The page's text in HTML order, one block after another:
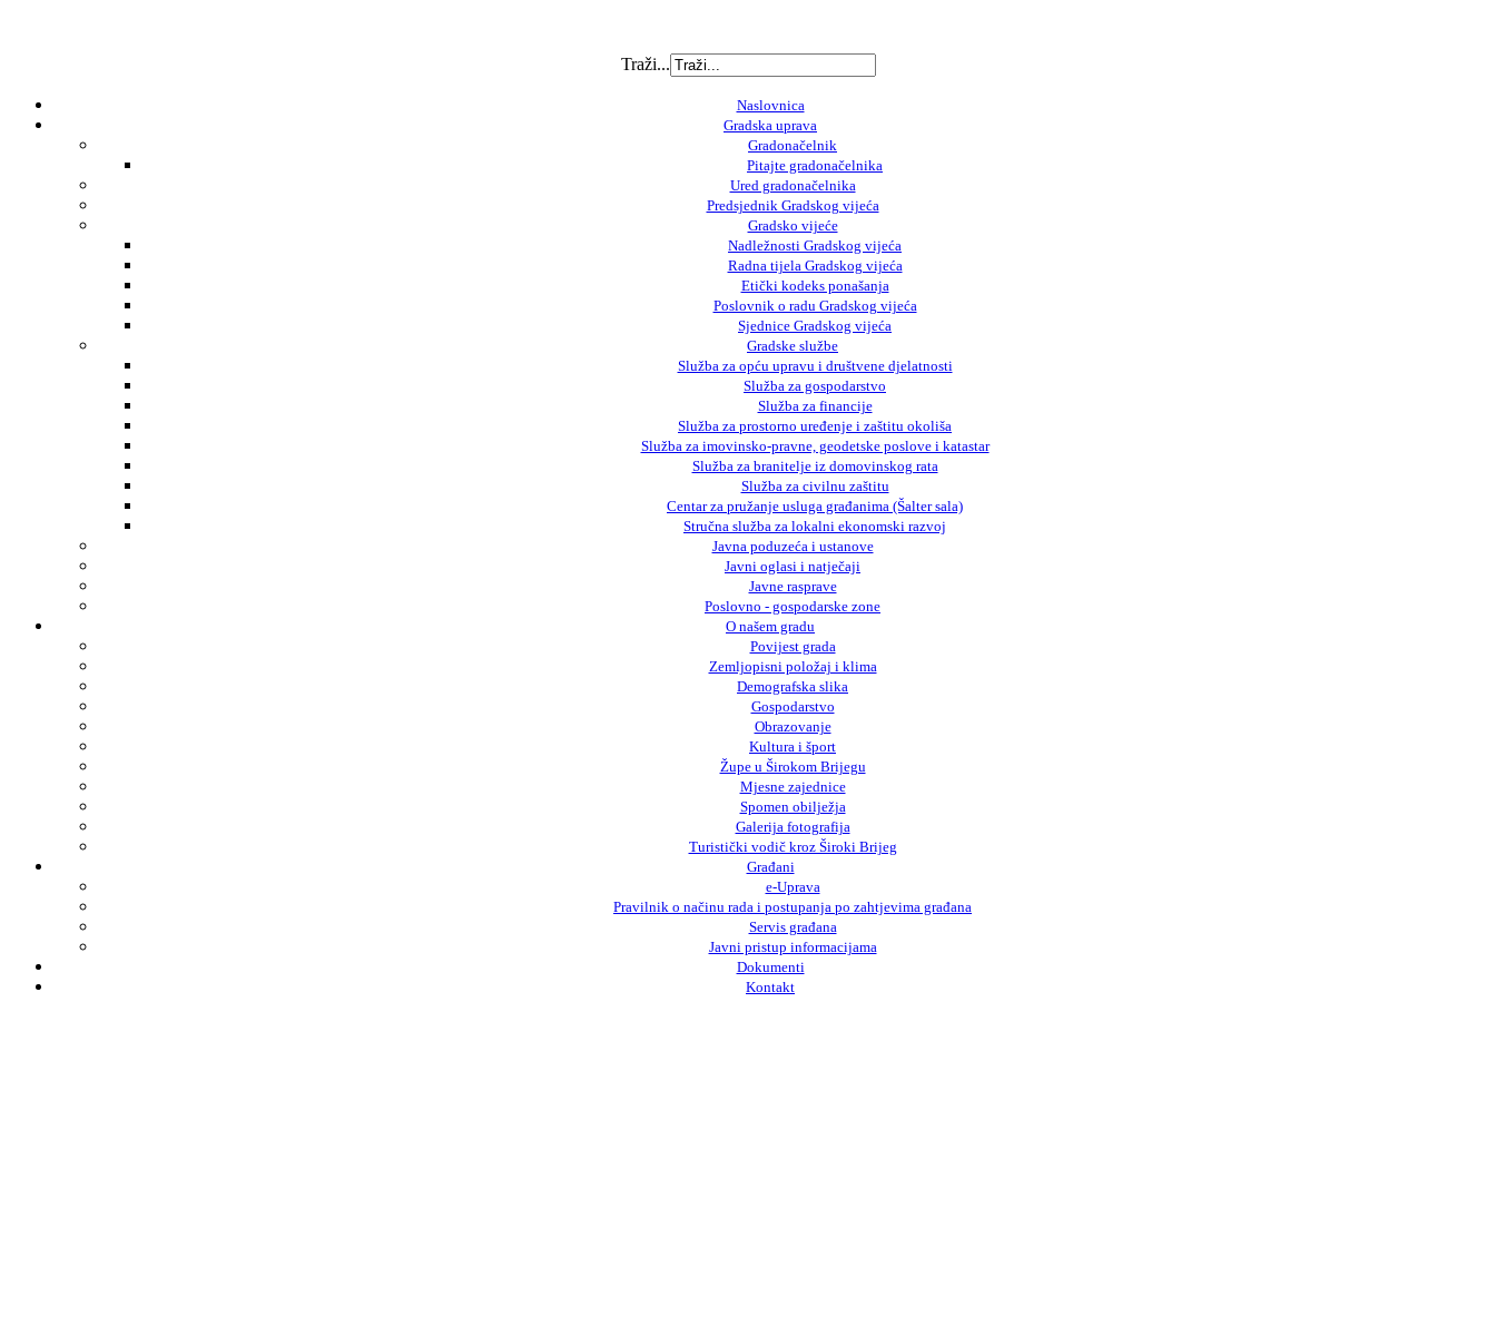
Traži...
Naslovnica
Gradska uprava
Gradonačelnik
Pitajte gradonačelnika
Ured gradonačelnika
Predsjednik Gradskog vijeća
Gradsko vijeće
Nadležnosti Gradskog vijeća
Radna tijela Gradskog vijeća
Etički kodeks ponašanja
Poslovnik o radu Gradskog vijeća
Sjednice Gradskog vijeća
Gradske službe
Služba za opću upravu i društvene djelatnosti
Služba za gospodarstvo
Služba za financije
Služba za prostorno uređenje i zaštitu okoliša
Služba za imovinsko-pravne, geodetske poslove i katastar
Služba za branitelje iz domovinskog rata
Služba za civilnu zaštitu
Centar za pružanje usluga građanima (Šalter sala)
Stručna služba za lokalni ekonomski razvoj
Javna poduzeća i ustanove
Javni oglasi i natječaji
Javne rasprave
Poslovno - gospodarske zone
O našem gradu
Povijest grada
Zemljopisni položaj i klima
Demografska slika
Gospodarstvo
Obrazovanje
Kultura i šport
Župe u Širokom Brijegu
Mjesne zajednice
Spomen obilježja
Galerija fotografija
Turistički vodič kroz Široki Brijeg
Građani
e-Uprava
Pravilnik o načinu rada i postupanja po zahtjevima građana
Servis građana
Javni pristup informacijama
Dokumenti
Kontakt